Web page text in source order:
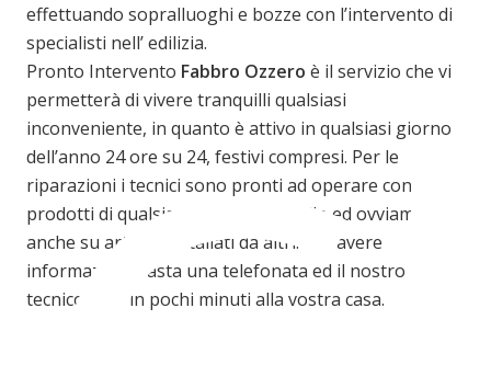
effettuando sopralluoghi e bozze con l’intervento di
specialisti nell’ edilizia.
Pronto Intervento Fabbro Ozzero è il servizio che vi
permetterà di vivere tranquilli qualsiasi
inconveniente, in quanto è attivo in qualsiasi giorno
dell’anno 24 ore su 24, festivi compresi. Per le
riparazioni i tecnici sono pronti ad operare con
prodotti di qualsiasi marca e modello ed ovviamente
anche su articoli installati da altri. Per avere
informazioni basta una telefonata ed il nostro
tecnico sarà in pochi minuti alla vostra casa.